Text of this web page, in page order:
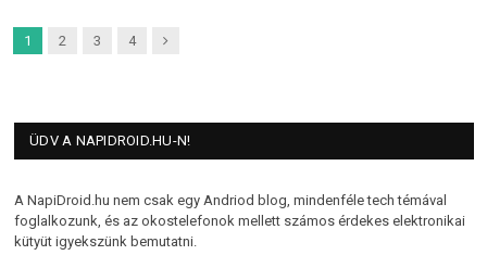
1 2 3 4 Next
ÜDV A NAPIDROID.HU-N!
A NapiDroid.hu nem csak egy Andriod blog, mindenféle tech témával
foglalkozunk, és az okostelefonok mellett számos érdekes elektronikai
kütyüt igyekszünk bemutatni.